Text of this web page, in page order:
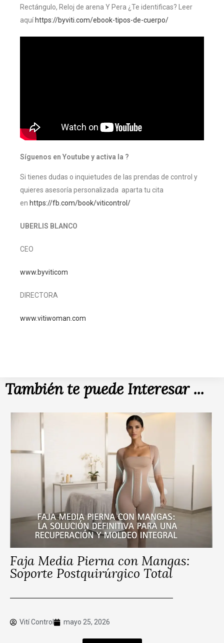
Rectángulo, Reloj de arena Y Pera ¿Te identificas? Leer
aquí https://byviti.com/ebook-tipos-de-cuerpo/
Síguenos en Youtube y activa la ?
Si tienes dudas o inquietudes de las prendas de control y
quieres asesoría personalizada aparta tu cita
en https://fb.com/book/viticontrol/
UBERLIS BLANCO
CEO
www.byviticom
DIRECTORA
www.vitiwoman.com
También te puede Interesar ...
Faja Media Pierna con Mangas:
Soporte Postquirúrgico Total
Vití Control mayo 25, 2026